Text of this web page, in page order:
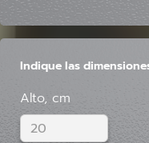
Indique las
Alto, cm